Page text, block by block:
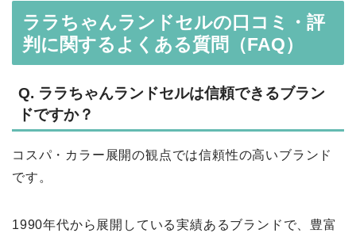
ララちゃんランドセルの口コミ・評
判に関するよくある質問（FAQ）
Q. ララちゃんランドセルは信頼できるブラン
ドですか？
コスパ・カラー展開の観点では信頼性の高いブランド
です。
1990年代から展開している実績あるブランドで、豊富